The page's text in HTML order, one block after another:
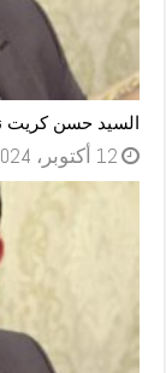
السيد حسن كريت
12 أكتوبر، 2024